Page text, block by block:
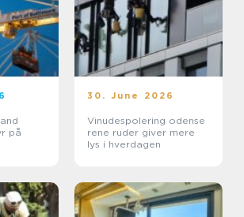
på
30. June 2026
Vinudespolering odense
rene ruder giver mere
lys i hverdagen